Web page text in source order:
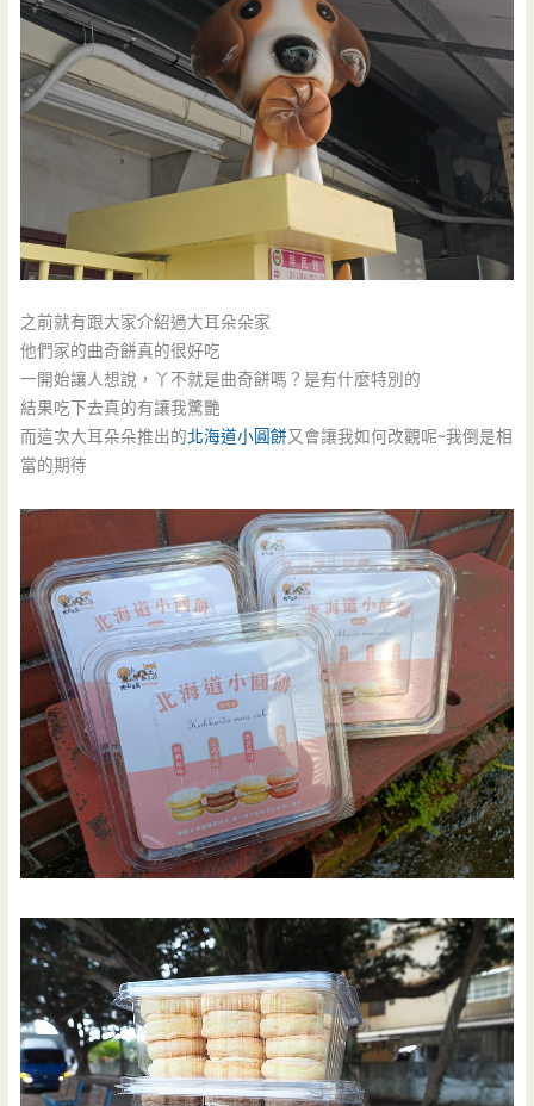
之前就有跟大家介紹過大耳朵朵家
他們家的曲奇餅真的很好吃
一開始讓人想說，丫不就是曲奇餅嗎？是有什麼特別的
結果吃下去真的有讓我驚艷
而這次大耳朵朵推出的北海道小圓餅又會讓我如何改觀呢~我倒是相
當的期待